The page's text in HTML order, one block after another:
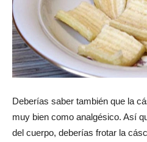
Deberías saber también que la
muy bien como analgésico. Así
del cuerpo, deberías frotar la